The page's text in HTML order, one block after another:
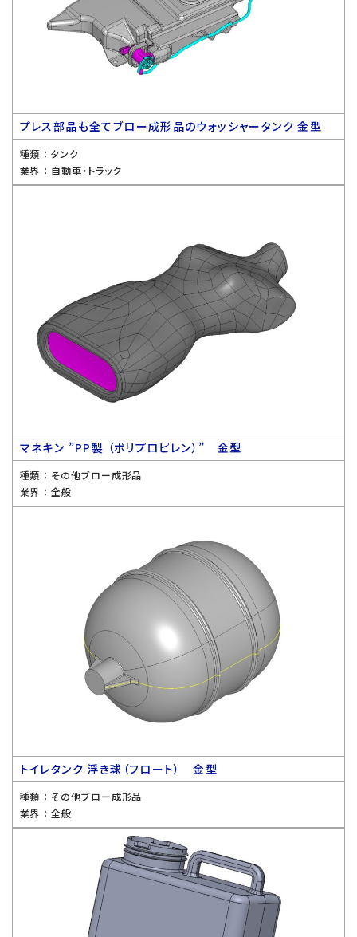
プレス部品も全てブロー成形品のウォッシャータンク 金型
種類 ： タンク
業界 ： 自動車・トラック
マネキン ”PP製 （ポリプロピレン）” 金型
種類 ： その他ブロー成形品
業界 ： 全般
トイレタンク 浮き球（フロート） 金型
種類 ： その他ブロー成形品
業界 ： 全般